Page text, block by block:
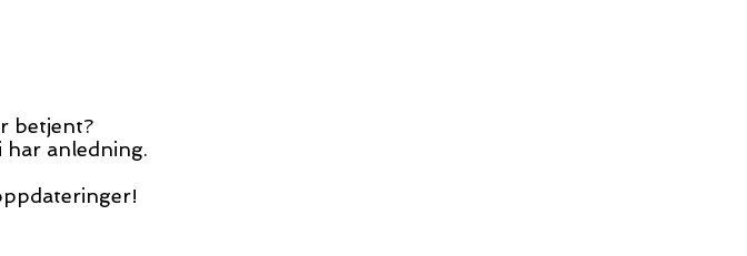
betjent?
har anledning.